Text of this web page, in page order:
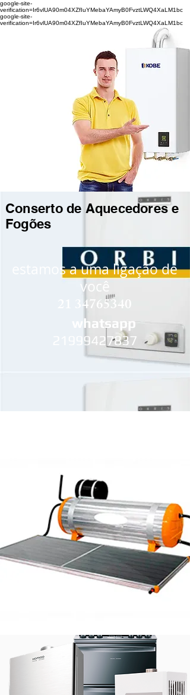
google-site-
verification=Ir6vlUA90m04XZfIuYMebaYAmyB0FvztLWQ4XaLM1bc
google-site-
verification=Ir6vlUA90m04XZfIuYMebaYAmyB0FvztLWQ4XaLM1bc
Conserto de Aquecedores e
Fogões
estamos a uma ligação de
você
21 34765340
whatsapp
21999427837